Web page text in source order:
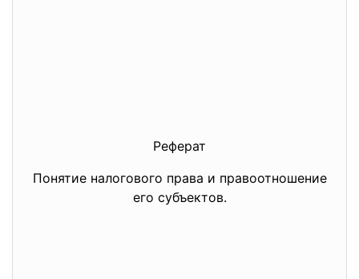
Реферат
Понятие налогового права и правоотношение
его субъектов.